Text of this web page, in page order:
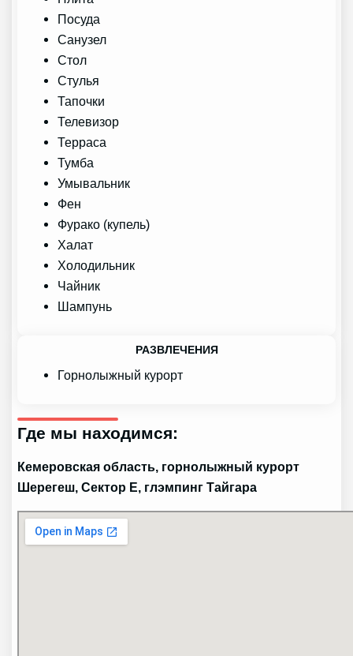
Посуда
Санузел
Стол
Стулья
Тапочки
Телевизор
Терраса
Тумба
Умывальник
Фен
Фурако (купель)
Халат
Холодильник
Чайник
Шампунь
РАЗВЛЕЧЕНИЯ
Горнолыжный курорт
Где мы находимся:
Кемеровская область, горнолыжный курорт
Шерегеш, Сектор Е, глэмпинг Тайгара